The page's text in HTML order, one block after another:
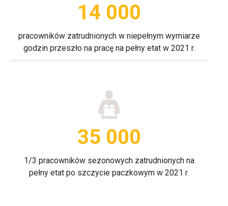
14 000
pracowników zatrudnionych w niepełnym wymiarze
godzin przeszło na pracę na pełny etat w 2021 r.
35 000
1/3 pracowników sezonowych zatrudnionych na
pełny etat po szczycie paczkowym w 2021 r.